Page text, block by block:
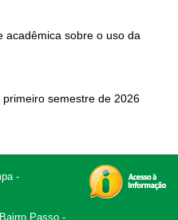
acadêmica sobre o uso da
semestre de 2026
-
Passo -